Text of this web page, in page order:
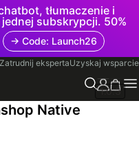
tłumaczenie i
subskrypcji. 50%
→ Code: Launch26
Zatrudnij ekspertaUzyskaj wsparcie
1.0.3
Native